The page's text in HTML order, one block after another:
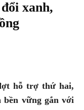
xanh,
hỗ trợ thứ hai,
vững gắn với